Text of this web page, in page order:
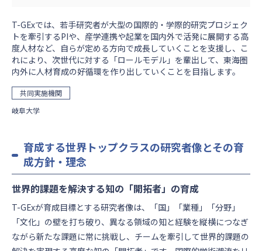
T-GExでは、若手研究者が大型の国際的・学際的研究プロジェク
トを牽引するPIや、産学連携や起業を国内外で活発に展開する高
度人材など、自らが定める方向で成長していくことを支援し、こ
れにより、次世代に対する「ロールモデル」を輩出して、東海圏
内外に人材育成の好循環を作り出していくことを目指します。
共同実施機関
岐阜大学
育成する世界トップクラスの研究者像とその育
成方針・理念
世界的課題を解決する知の「開拓者」の育成
T-GExが育成目標とする研究者像は、「国」「業種」「分野」
「文化」の壁を打ち破り、異なる領域の知と経験を縦横につなぎ
ながら新たな課題に常に挑戦し、チームを牽引して世界的課題の